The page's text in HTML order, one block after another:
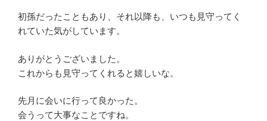
初孫だったこともあり、それ以降も、いつも見守ってく
れていた気がしています。
ありがとうございました。
これからも見守ってくれると嬉しいな。
先月に会いに行って良かった。
会うって大事なことですね。